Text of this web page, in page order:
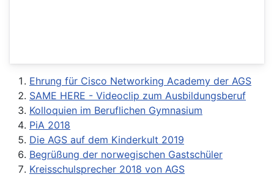
Ehrung für Cisco Networking Academy der AGS
SAME HERE - Videoclip zum Ausbildungsberuf
Kolloquien im Beruflichen Gymnasium
PiA 2018
Die AGS auf dem Kinderkult 2019
Begrüßung der norwegischen Gastschüler
Kreisschulsprecher 2018 von AGS